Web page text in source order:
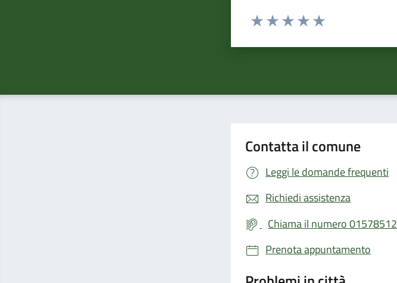
Valuta da 1 a 5 stelle la pagina
Contatta il comune
Leggi le domande frequenti
Richiedi assistenza
Chiama il numero 01578512
Prenota appuntamento